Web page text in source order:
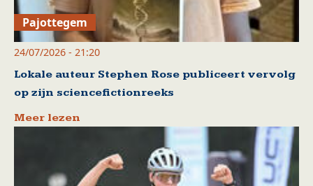
Pajottegem
24/07/2026 - 21:20
Lokale auteur Stephen Rose publiceert vervolg
op zijn sciencefictionreeks
Meer lezen